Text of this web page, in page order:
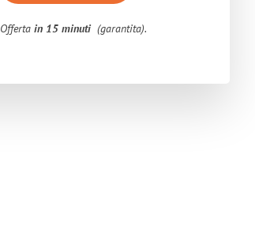
Offertain 15 minuti (garantita).